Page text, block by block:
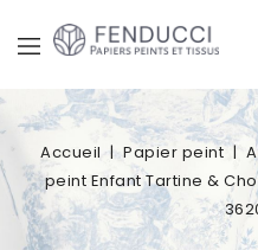
Accueil Papier peint
peint Enfant Tartine &